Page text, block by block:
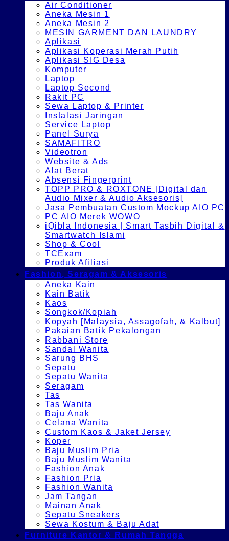
Air Conditioner
Aneka Mesin 1
Aneka Mesin 2
MESIN GARMENT DAN LAUNDRY
Aplikasi
Aplikasi Koperasi Merah Putih
Aplikasi SIG Desa
Komputer
Laptop
Laptop Second
Rakit PC
Sewa Laptop & Printer
Instalasi Jaringan
Service Laptop
Panel Surya
SAMAFITRO
Videotron
Website & Ads
Alat Berat
Absensi Fingerprint
TOPP PRO & ROXTONE [Digital dan
Audio Mixer & Audio Aksesoris]
Jasa Pembuatan Custom Mockup AIO PC
PC AIO Merek WOWO
iQibla Indonesia | Smart Tasbih Digital &
Smartwatch Islami
Shop & Cool
TCExam
Produk Afiliasi
Fashion, Seragam & Aksesoris
Aneka Kain
Kain Batik
Kaos
Songkok/Kopiah
Kopyah [Malaysia, Assagofah, & Kalbut]
Pakaian Batik Pekalongan
Rabbani Store
Sandal Wanita
Sarung BHS
Sepatu
Sepatu Wanita
Seragam
Tas
Tas Wanita
Baju Anak
Celana Wanita
Custom Kaos & Jaket Jersey
Koper
Baju Muslim Pria
Baju Muslim Wanita
Fashion Anak
Fashion Pria
Fashion Wanita
Jam Tangan
Mainan Anak
Sepatu Sneakers
Sewa Kostum & Baju Adat
Furniture Kantor & Rumah Tangga